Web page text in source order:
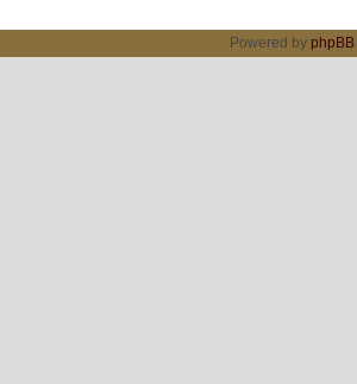
Powered by phpBB